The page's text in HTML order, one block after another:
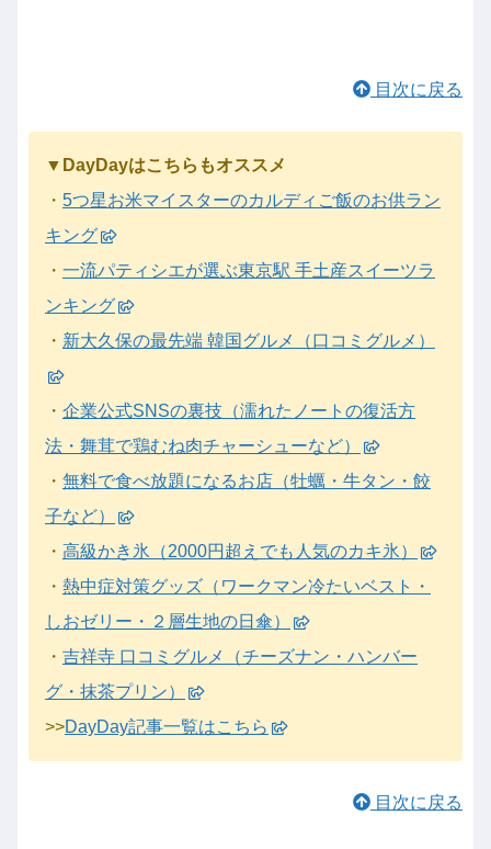
目次に戻る
▼DayDayはこちらもオススメ
・ 5つ星お米マイスターのカルディご飯のお供ラン
キング
・ 一流パティシエが選ぶ東京駅 手土産スイーツラ
ンキング
・ 新大久保の最先端 韓国グルメ（口コミグルメ）
・ 企業公式SNSの裏技（濡れたノートの復活方
法・舞茸で鶏むね肉チャーシューなど）
・ 無料で食べ放題になるお店（牡蠣・牛タン・餃
子など）
・ 高級かき氷（2000円超えでも人気のカキ氷）
・ 熱中症対策グッズ（ワークマン冷たいベスト・
しおゼリー・２層生地の日傘）
・ 吉祥寺 口コミグルメ（チーズナン・ハンバー
グ・抹茶プリン）
>>DayDay記事一覧はこちら
目次に戻る